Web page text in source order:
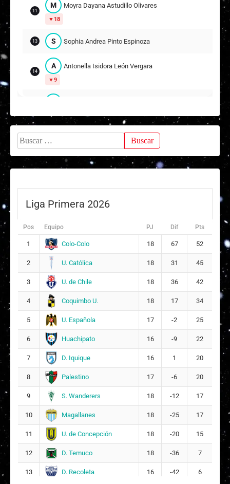
11
M Moyra Dayana Astudillo Olivares
18
13 S Sophia Andrea Pinto Espinoza
14
A Antonella Isidora León Vergara
9
16 K Karla Villacura
S Scarlett Nallely Núñez Retamal
Suplentes
6 A Antonia Pascal Basualto Ahumada
M
14
I Isidora Paz Mena Pérez
F Florencia Antonia Verdugo Jofré
11
Buscar:
Liga Primera 2026
Pos Equipo PJ Dif Pts
1 Colo-Colo 18 67 52
2 U. Católica 18 31 45
3 U. de Chile 18 36 42
4 Coquimbo U. 18 17 34
5 U. Española 17 -2 25
6 Huachipato 16 -9 22
7 D. Iquique 16 1 20
8 Palestino 17 -6 20
9 S. Wanderers 18 -12 17
10 Magallanes 18 -25 17
11 U. de Concepción 18 -20 15
12 D. Temuco 18 -36 7
13 D. Recoleta 16 -42 6